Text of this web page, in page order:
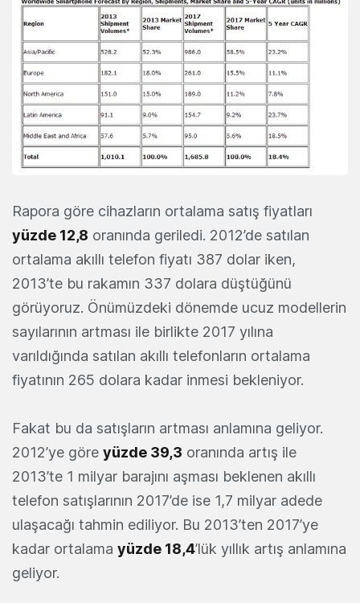
Rapora göre cihazların ortalama satış fiyatları
yüzde 12,8 oranında geriledi. 2012’de satılan
ortalama akıllı telefon fiyatı 387 dolar iken,
2013’te bu rakamın 337 dolara düştüğünü
görüyoruz. Önümüzdeki dönemde ucuz modellerin
sayılarının artması ile birlikte 2017 yılına
varıldığında satılan akıllı telefonların ortalama
fiyatının 265 dolara kadar inmesi bekleniyor.
Fakat bu da satışların artması anlamına geliyor.
2012’ye göre yüzde 39,3 oranında artış ile
2013’te 1 milyar barajını aşması beklenen akıllı
telefon satışlarının 2017’de ise 1,7 milyar adede
ulaşacağı tahmin ediliyor. Bu 2013’ten 2017’ye
kadar ortalama yüzde 18,4’lük yıllık artış anlamına
geliyor.